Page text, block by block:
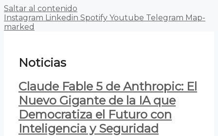
Saltar al contenido
Instagram Linkedin Spotify Youtube Telegram Map-
marked
Noticias
Claude Fable 5 de Anthropic: El
Nuevo Gigante de la IA que
Democratiza el Futuro con
Inteligencia y Seguridad